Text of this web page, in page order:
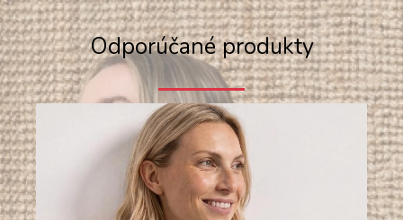
Odporúčané produkty